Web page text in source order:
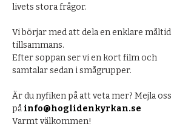
livets stora frågor.
Vi börjar med att dela en enklare måltid
tillsammans.
Efter soppan ser vi en kort film och
samtalar sedan i smågrupper.
Är du nyfiken på att veta mer? Mejla oss
på info@hoglidenkyrkan.se
Varmt välkommen!